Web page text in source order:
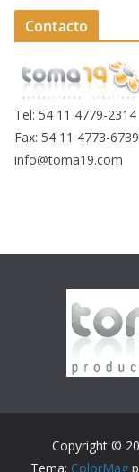
Contacto
Tel: 54 11 4779-2314
Fax: 54 11 4773-6739
info@toma19.com
Copyright ©
Tema: ColorMag